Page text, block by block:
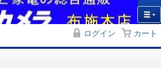
ログイン カート